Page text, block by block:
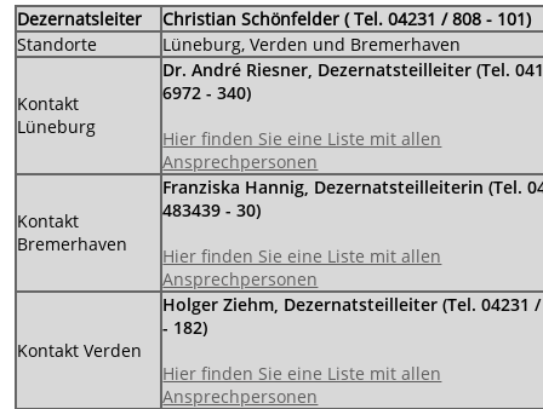
Dezernatsleiter
Christian Schönfelder ( Tel. 04231 / 808 - 101)
Standorte
Lüneburg, Verden und Bremerhaven
Kontakt
Lüneburg
Dr. André Riesner, Dezernatsteilleiter (Tel.
6972 - 340)
Hier finden Sie eine Liste mit allen
Ansprechpersonen
Kontakt
Bremerhaven
Franziska Hannig, Dezernatsteilleiterin (Tel.
483439 - 30)
Hier finden Sie eine Liste mit allen
Ansprechpersonen
Kontakt Verden
Holger Ziehm, Dezernatsteilleiter (Tel. 04231
- 182)
Hier finden Sie eine Liste mit allen
Ansprechpersonen